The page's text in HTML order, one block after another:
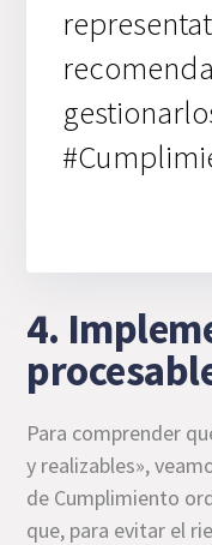
4.
Para comprender
y realizables»,
de Cumplimiento
que, para evitar el